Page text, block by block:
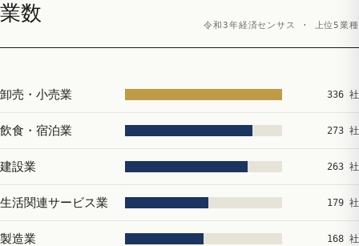
業数
令和3年経済センサス · 上位5業種
卸売・小売業 336 社
飲食・宿泊業 273 社
建設業 263 社
生活関連サービス業 179 社
製造業 168 社